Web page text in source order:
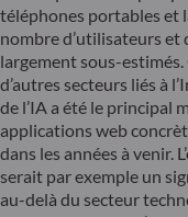
téléphones portables et
nombre d’utilisateurs et
largement sous-
d’autres secteurs liés à
de l’IA a été le principal
applications web
dans les années à venir.
serait par exemple un
au-delà du secteur